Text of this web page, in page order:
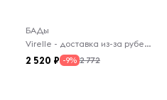
БАДы
Virelle - доставка из-за рубежа
2 520 -9% 2 772